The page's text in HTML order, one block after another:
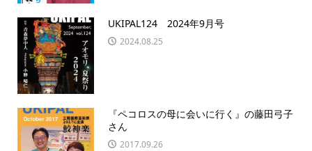
UKIPAL124 2024年9月号
2024.08.25
『ペコロスの母に会いに行く』の藤田弓子
さん
2017.09.26